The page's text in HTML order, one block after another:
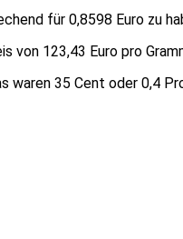
für 0,8598 Euro zu
von 123,43 Euro pro
waren 35 Cent oder 0,4